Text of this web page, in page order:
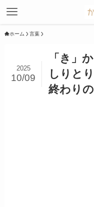
ホーム 言葉
「き」
しりと
終わり
2025
10/09